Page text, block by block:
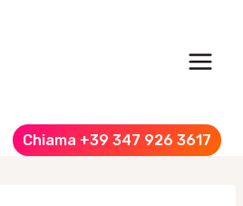
Chiama +39 347 926 3617